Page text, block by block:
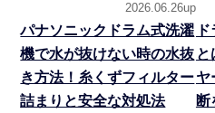
2026.06.26up
パナソニックドラム式洗濯
機で水が抜けない時の水抜
き方法！糸くずフィルター
詰まりと安全な対処法
と
ヤ
断